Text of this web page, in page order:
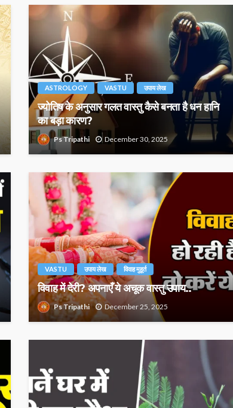
ASTROLOGY VASTU उपाय लेख
ज्योतिष के अनुसार गलत वास्तु कैसे बनता है धन हानि
का बड़ा कारण?
Ps Tripathi December 30, 2025
VASTU उपाय लेख विवाह मुहूर्त
विवाह में देरी? अपनाएँ ये अचूक वास्तु उपाय..
Ps Tripathi December 25, 2025